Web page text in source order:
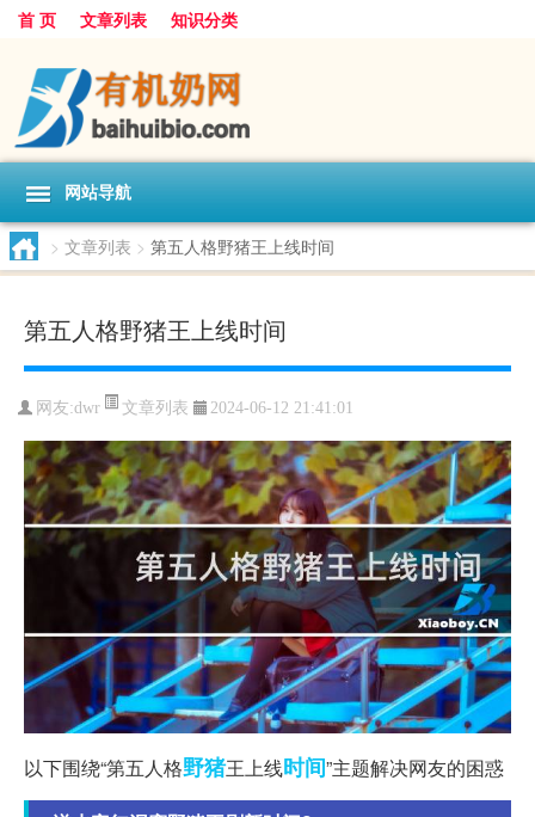
首 页 文章列表 知识分类
网站导航
> 文章列表 > 第五人格野猪王上线时间
第五人格野猪王上线时间
网友:dwr 文章列表 2024-06-12 21:41:01
以下围绕“第五人格野猪王上线时间”主题解决网友的困惑